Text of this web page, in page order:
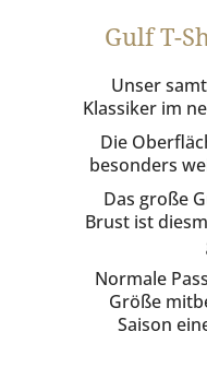
Gulf T-
Unser
Klassiker im
Die
besonders
Das große
Brust ist
Normale
Größe
Saison